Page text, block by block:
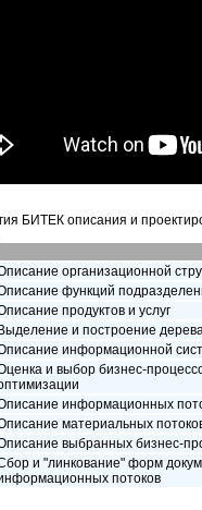
БИТЕК описания и
организационной
функций
продуктов и услуг
Выделение и построение
информационной
и выбор бизнес-
информационных
материальных
выбранных бизнес-
и "линкование" форм
потоков